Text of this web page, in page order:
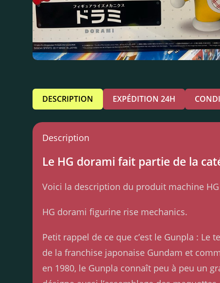
DESCRIPTION EXPÉDITION 24H
Description
Le HG dorami fait partie de la
Voici la description du produit machine
HG dorami figurine rise mechanics.
Petit rappel de ce que c’est le Gunpla :
de la franchise japonaise Gundam et
en 1980, le Gunpla connaît peu à peu un